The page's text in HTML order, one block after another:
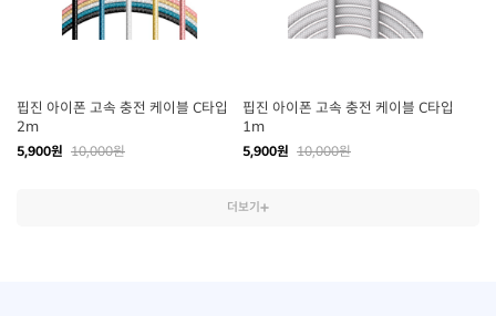
핍진 아이폰 고속 충전 케이블 C타입
2m
5,900원 10,000원
핍진 아이폰 고속 충전 케이블 C타입
1m
5,900원 10,000원
더보기